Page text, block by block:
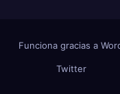
Funciona gracias a
Twitter